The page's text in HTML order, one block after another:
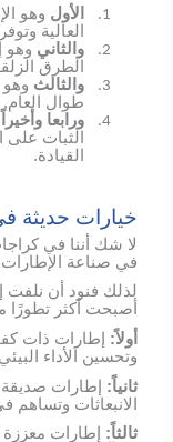
1. الأول وهو
العالية
2. والثاني وهو
الطرق
3. والثالث
طوال العام.
4. ورابعا وأخيراً
الثبات
القيادة.
خيارات حديثة
لا شك أننا في
في صناعة
لذلك فنود أن نلفت
أصبحت أكثر تطورًا
أولاً: إطارات ذات
وتحسين الأداء
ثانياً: إطارات
الانبعاثات وتساهم
ثالثاً: إطارات معززة